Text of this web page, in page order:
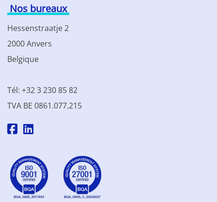
Nos bureaux
Hessenstraatje 2
2000 Anvers
Belgique
Tél: +32 3 230 85 82
TVA BE 0861.077.215